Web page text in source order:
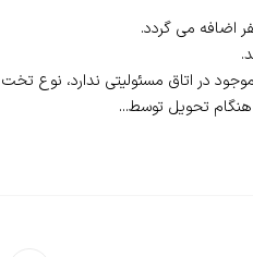
در اتاق مسئولیتی ندارد، نوع
تحویل توسط...